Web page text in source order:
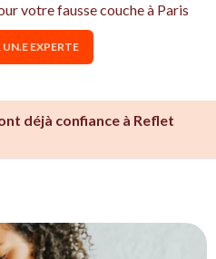
votre fausse couche à Paris
EXPERTE
déjà confiance à Reflet